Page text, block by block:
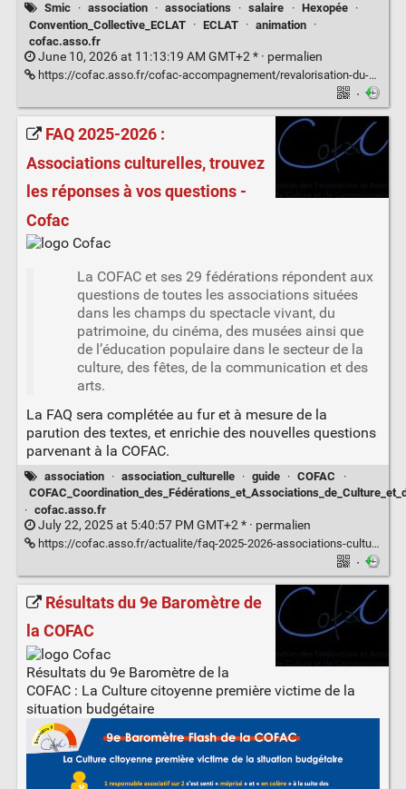
Smic · association · associations · salaire · Hexopée
·
Convention_Collective_ECLAT
· ECLAT · animation ·
cofac.asso.fr
June 10, 2026 at 11:13:19 AM GMT+2 * · permalien
https://cofac.asso.fr/cofac-accompagnement/revalorisation-du-smic-au-1er-juin-2026-quelles-consequences-pour-les-associations-employeuses-de-la-branche-eclat/
·
FAQ 2025-2026 :
Associations culturelles, trouvez
les réponses à vos questions -
Cofac
La COFAC et ses 29 fédérations répondent aux
questions de toutes les associations situées
dans les champs du spectacle vivant, du
patrimoine, du cinéma, des musées ainsi que
de l’éducation populaire dans le secteur de la
culture, des fêtes, de la communication et des
arts.
La FAQ sera complétée au fur et à mesure de la
parution des textes, et enrichie des nouvelles questions
parvenant à la COFAC.
association · association_culturelle · guide · COFAC
·
· cofac.asso.fr
July 22, 2025 at 5:40:57 PM GMT+2 * · permalien
https://cofac.asso.fr/actualite/faq-2025-2026-associations-culturelles-trouvez-les-reponses-a-vos-questions/
·
Résultats du 9e Baromètre de
la COFAC
Résultats du 9e Baromètre de la
COFAC : La Culture citoyenne première victime de la
situation budgétaire